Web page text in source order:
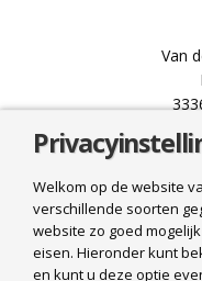
Van
078 61 02 444
info@hamgiessen.nl
Bel ons
Mail ons
Welkom op de website
verschillende soorten
website zo goed
eisen. Hieronder kunt
en kunt u deze optie